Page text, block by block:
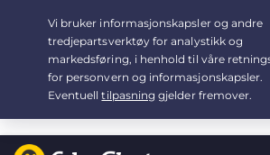
Your choice: The Best Dealfor
/month